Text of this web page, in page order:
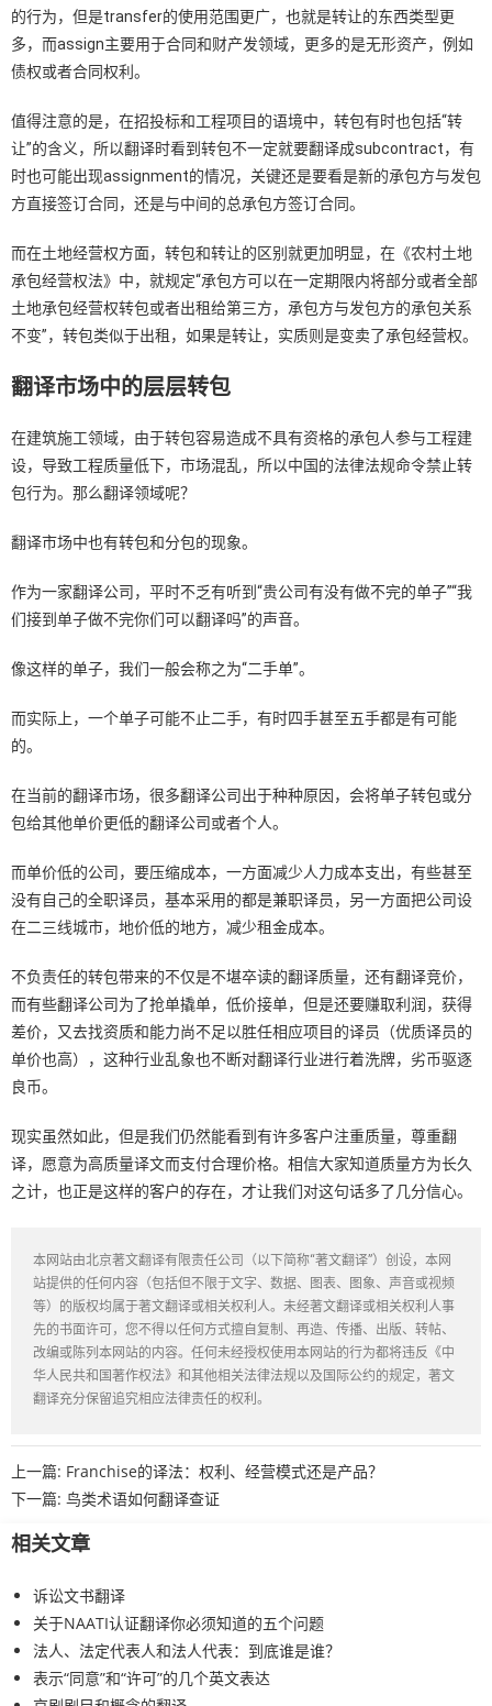
的行为，但是transfer的使用范围更广，也就是转让的东西类型更
多，而assign主要用于合同和财产发领域，更多的是无形资产，例如
债权或者合同权利。
值得注意的是，在招投标和工程项目的语境中，转包有时也包括“转
让”的含义，所以翻译时看到转包不一定就要翻译成subcontract，有
时也可能出现assignment的情况，关键还是要看是新的承包方与发包
方直接签订合同，还是与中间的总承包方签订合同。
而在土地经营权方面，转包和转让的区别就更加明显，在《农村土地
承包经营权法》中，就规定“承包方可以在一定期限内将部分或者全部
土地承包经营权转包或者出租给第三方，承包方与发包方的承包关系
不变”，转包类似于出租，如果是转让，实质则是变卖了承包经营权。
翻译市场中的层层转包
在建筑施工领域，由于转包容易造成不具有资格的承包人参与工程建
设，导致工程质量低下，市场混乱，所以中国的法律法规命令禁止转
包行为。那么翻译领域呢？
翻译市场中也有转包和分包的现象。
作为一家翻译公司，平时不乏有听到“贵公司有没有做不完的单子”“我
们接到单子做不完你们可以翻译吗”的声音。
像这样的单子，我们一般会称之为“二手单”。
而实际上，一个单子可能不止二手，有时四手甚至五手都是有可能
的。
在当前的翻译市场，很多翻译公司出于种种原因，会将单子转包或分
包给其他单价更低的翻译公司或者个人。
而单价低的公司，要压缩成本，一方面减少人力成本支出，有些甚至
没有自己的全职译员，基本采用的都是兼职译员，另一方面把公司设
在二三线城市，地价低的地方，减少租金成本。
不负责任的转包带来的不仅是不堪卒读的翻译质量，还有翻译竞价，
而有些翻译公司为了抢单撬单，低价接单，但是还要赚取利润，获得
差价，又去找资质和能力尚不足以胜任相应项目的译员（优质译员的
单价也高），这种行业乱象也不断对翻译行业进行着洗牌，劣币驱逐
良币。
现实虽然如此，但是我们仍然能看到有许多客户注重质量，尊重翻
译，愿意为高质量译文而支付合理价格。相信大家知道质量方为长久
之计，也正是这样的客户的存在，才让我们对这句话多了几分信心。
本网站由北京著文翻译有限责任公司（以下简称“著文翻译”）创设，本网
站提供的任何内容（包括但不限于文字、数据、图表、图象、声音或视频
等）的版权均属于著文翻译或相关权利人。未经著文翻译或相关权利人事
先的书面许可，您不得以任何方式擅自复制、再造、传播、出版、转帖、
改编或陈列本网站的内容。任何未经授权使用本网站的行为都将违反《中
华人民共和国著作权法》和其他相关法律法规以及国际公约的规定，著文
翻译充分保留追究相应法律责任的权利。
上一篇: Franchise的译法：权利、经营模式还是产品？
下一篇: 鸟类术语如何翻译查证
相关文章
诉讼文书翻译
关于NAATI认证翻译你必须知道的五个问题
法人、法定代表人和法人代表：到底谁是谁？
表示“同意”和“许可”的几个英文表达